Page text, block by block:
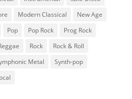
Modern Classical
New Age
Pop Pop Rock
Prog Rock
Rock
Rock & Roll
Metal
Synth-pop